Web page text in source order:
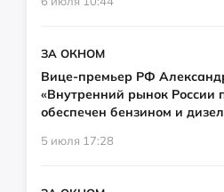
ЗА ОКНОМ
Вице-премьер РФ
«Внутренний рынок России
обеспечен бензином и
5 июля 17:28